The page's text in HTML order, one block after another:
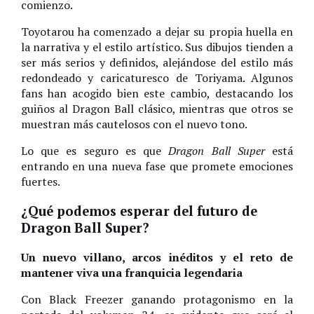
comienzo.
Toyotarou ha comenzado a dejar su propia huella en
la narrativa y el estilo artístico. Sus dibujos tienden a
ser más serios y definidos, alejándose del estilo más
redondeado y caricaturesco de Toriyama. Algunos
fans han acogido bien este cambio, destacando los
guiños al Dragon Ball clásico, mientras que otros se
muestran más cautelosos con el nuevo tono.
Lo que es seguro es queDragon Ball Superestá
entrando en una nueva fase que promete emociones
fuertes.
¿Qué podemos esperar del futuro de
Dragon Ball Super?
Un nuevo villano, arcos inéditos y el reto de
mantener viva una franquicia legendaria
Con Black Freezer ganando protagonismo en la